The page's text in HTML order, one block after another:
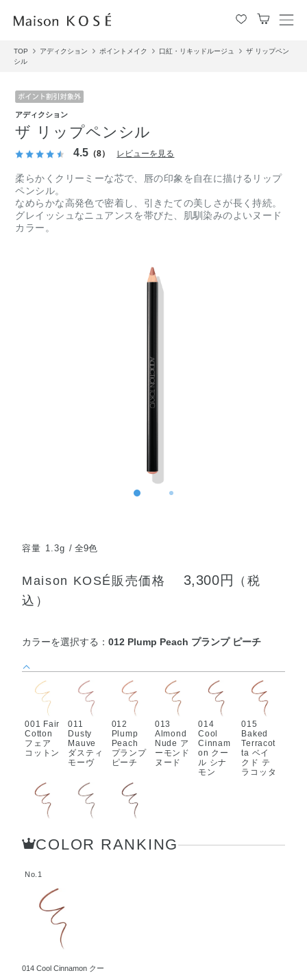
メ
ュ
TOP アディクション ポイントメイク 口紅・リキッドルージュ
ザ リップペン
シル
アディクション
ザ リップペンシル
4.5 （8） レビューを見る
柔らかくクリーミーな芯で、唇の印象を自在に描けるリップ
ペンシル。
なめらかな高発色で密着し、引きたての美しさが長く持続。
グレイッシュなニュアンスを帯びた、肌馴染みのよいヌード
カラー。
容量 1.3g 全9色
Maison KOSÉ販売価格 3,300円
（税
込）
カラーを選択する：012 Plump Peach プランプ ピーチ
001 Fair
Cotton
フェア
コットン
011
Dusty
Mauve
ダスティ
モーヴ
012
Plump
Peach
プランプ
ピーチ
013
Almond
Nude ア
ーモンド
ヌード
014
Cool
Cinnam
on クー
ル シナ
モン
015
Baked
Terracot
ta ベイ
クド テ
ラコッタ
Spiced
Cacao
オ
Nude ト
t Nude
COLOR RANKING
No.1
014 Cool Cinnamon クー